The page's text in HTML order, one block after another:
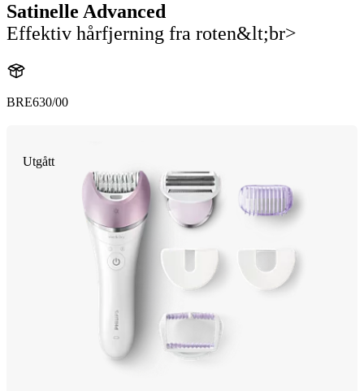
Satinelle Advanced
Effektiv hårfjerning fra roten&lt;br>
BRE630/00
Utgått